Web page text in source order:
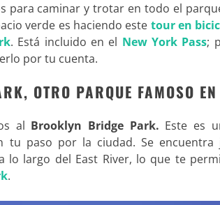
para caminar y trotar en todo el
verde es haciendo este tour en
. Está incluido en el New York Pass;
por tu cuenta.
OTRO PARQUE FAMOSO
al Brooklyn Bridge Park. Este es
tu paso por la ciudad. Se encuentra
lo largo del East River, lo que te
.